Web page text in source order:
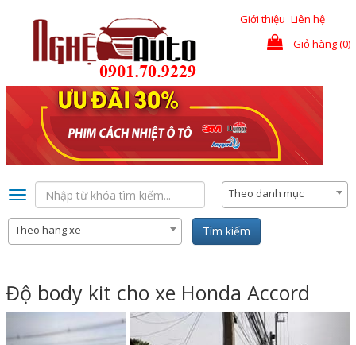
Giới thiệu Liên hệ
Giỏ hàng (0)
Toggle
navigation
Theo danh mục
Theo hãng xe Tìm kiếm
Độ body kit cho xe Honda Accord
Previous